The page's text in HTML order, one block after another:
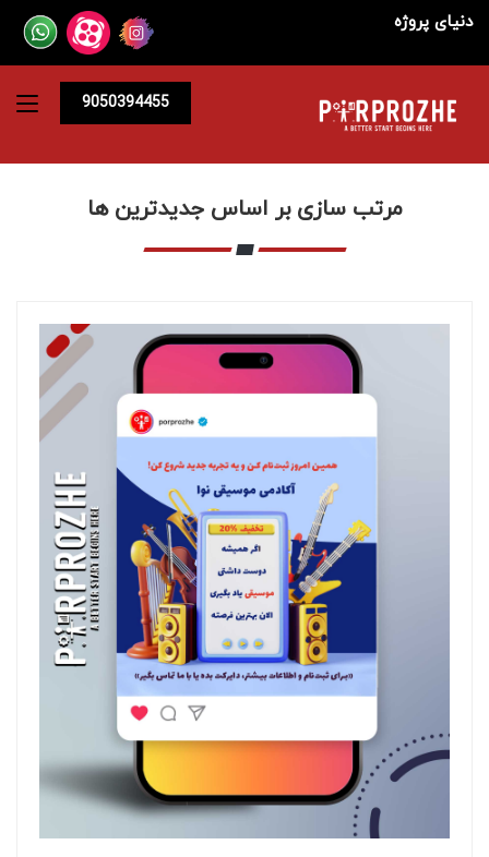
دنیای پروژه
9050394455
مرتب سازی بر اساس جدیدترین ها